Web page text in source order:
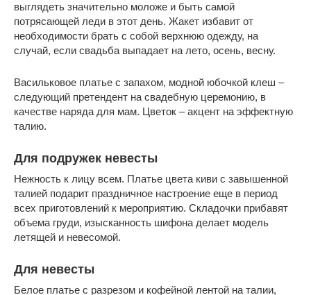
выглядеть значительно моложе и быть самой
потрясающей леди в этот день. Жакет избавит от
необходимости брать с собой верхнюю одежду, на
случай, если свадьба выпадает на лето, осень, весну.
Васильковое платье с запахом, модной юбочкой клеш –
следующий претендент на свадебную церемонию, в
качестве наряда для мам. Цветок – акцент на эффектную
талию.
Для подружек невесты
Нежность к лицу всем. Платье цвета киви с завышенной
талией подарит праздничное настроение еще в период
всех приготовлений к мероприятию. Складочки прибавят
объема груди, изысканность шифона делает модель
летящей и невесомой.
Для невесты
Белое платье с разрезом и кофейной лентой на талии,